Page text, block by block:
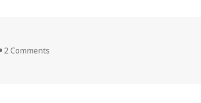
2 Commentson Dịch vụ vận chuyển hàng không quốc tế